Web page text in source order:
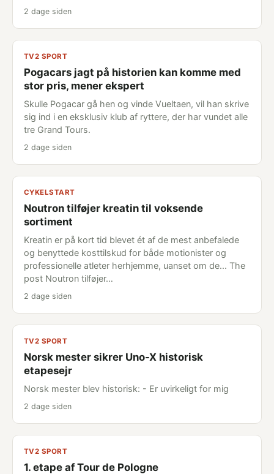
2 dage siden
TV2 SPORT
Pogacars jagt på historien kan komme med
stor pris, mener ekspert
Skulle Pogacar gå hen og vinde Vueltaen, vil han skrive
sig ind i en eksklusiv klub af ryttere, der har vundet alle
tre Grand Tours.
2 dage siden
CYKELSTART
Noutron tilføjer kreatin til voksende
sortiment
Kreatin er på kort tid blevet ét af de mest anbefalede
og benyttede kosttilskud for både motionister og
professionelle atleter herhjemme, uanset om de... The
post Noutron tilføjer…
2 dage siden
TV2 SPORT
Norsk mester sikrer Uno-X historisk
etapesejr
Norsk mester blev historisk: - Er uvirkeligt for mig
2 dage siden
TV2 SPORT
1. etape af Tour de Pologne